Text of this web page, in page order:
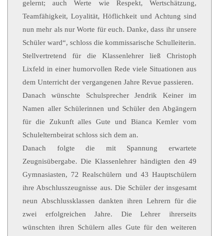
gelernt; auch Werte wie Respekt, Wertschätzung,
Teamfähigkeit, Loyalität, Höflichkeit und Achtung sind
nun mehr als nur Worte für euch. Danke, dass ihr unsere
Schüler ward“, schloss die kommissarische Schulleiterin.
Stellvertretend für die Klassenlehrer ließ Christoph
Lixfeld in einer humorvollen Rede viele Situationen aus
dem Unterricht der vergangenen Jahre Revue passieren.
Danach wünschte Schulsprecher Jendrik Keiner im
Namen aller Schülerinnen und Schüler den Abgängern
für die Zukunft alles Gute und Bianca Kemler vom
Schulelternbeirat schloss sich dem an.
Danach folgte die mit Spannung erwartete
Zeugnisübergabe. Die Klassenlehrer händigten den 49
Gymnasiasten, 72 Realschülern und 43 Hauptschülern
ihre Abschlusszeugnisse aus. Die Schüler der insgesamt
neun Abschlussklassen dankten ihren Lehrern für die
zwei erfolgreichen Jahre. Die Lehrer ihrerseits
wünschten ihren Schülern alles Gute für den weiteren